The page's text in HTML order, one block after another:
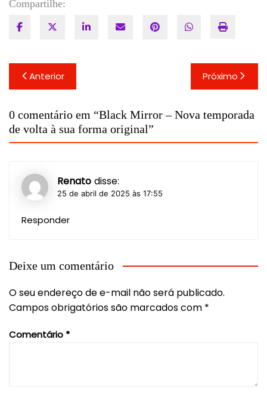
Compartilhe:
Navegação
de
Post
Anterior Próximo
0 comentário em “Black Mirror – Nova temporada
de volta à sua forma original”
Renato disse:
25 de abril de 2025 às 17:55
Responder
Deixe um comentário
O seu endereço de e-mail não será publicado.
Campos obrigatórios são marcados com *
Comentário *